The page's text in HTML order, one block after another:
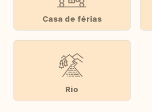
Casa de férias
Rio